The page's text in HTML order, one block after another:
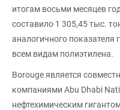
итогам восьми месяцев
составило 1 305,45 тыс.
аналогичного
всем видам полиэтилена.
Borouge является
компаниями Abu Dhabi
нефтехимическим